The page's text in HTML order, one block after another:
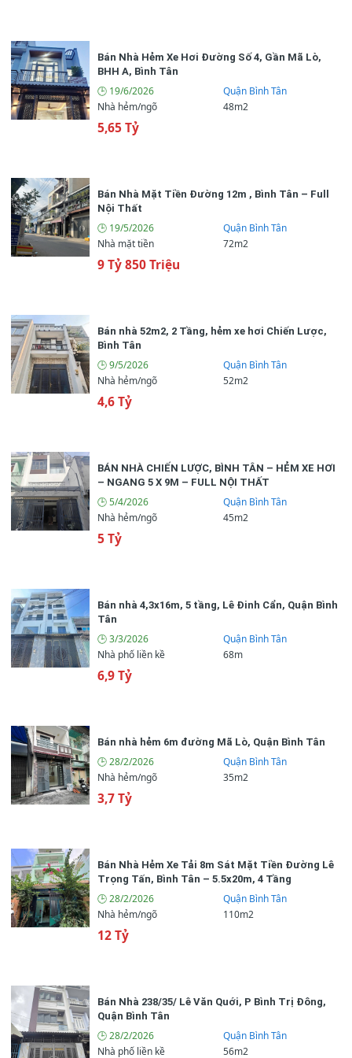
🏡 Đặc điểm bất động sản
📌 Số phòng ngủ
📌 Số phòng vệ sinh
📌 Chiều ngang
🪑 Nội thất Nội thất cao cấp
📌 Giá bán 8,6 Tỷ
Bán Nhà Hẻm Xe Hơi Đường Số 4, Gần Mã Lò,
BHH A, Bình Tân
🕒 19/6/2026
Quận Bình Tân
Nhà hẻm/ngõ
48m2
5,65 Tỷ
Bán Nhà Mặt Tiền Đường 12m , Bình Tân – Full
Nội Thất
🕒 19/5/2026
Quận Bình Tân
Nhà mặt tiền
72m2
9 Tỷ 850 Triệu
Bán nhà 52m2, 2 Tầng, hẻm xe hơi Chiến Lược,
Bình Tân
🕒 9/5/2026
Quận Bình Tân
Nhà hẻm/ngõ
52m2
4,6 Tỷ
BÁN NHÀ CHIẾN LƯỢC, BÌNH TÂN – HẺM XE HƠI
– NGANG 5 X 9M – FULL NỘI THẤT
🕒 5/4/2026
Quận Bình Tân
Nhà hẻm/ngõ
45m2
5 Tỷ
Bán nhà 4,3x16m, 5 tầng, Lê Đinh Cẩn, Quận Bình
Tân
🕒 3/3/2026
Quận Bình Tân
Nhà phố liền kề
68m
6,9 Tỷ
Bán nhà hẻm 6m đường Mã Lò, Quận Bình Tân
🕒 28/2/2026
Quận Bình Tân
Nhà hẻm/ngõ
35m2
3,7 Tỷ
Bán Nhà Hẻm Xe Tải 8m Sát Mặt Tiền Đường Lê
Trọng Tấn, Bình Tân – 5.5x20m, 4 Tầng
🕒 28/2/2026
Quận Bình Tân
Nhà hẻm/ngõ
110m2
12 Tỷ
Bán Nhà 238/35/ Lê Văn Quới, P Bình Trị Đông,
Quận Bình Tân
🕒 28/2/2026
Quận Bình Tân
Nhà phố liền kề
56m2